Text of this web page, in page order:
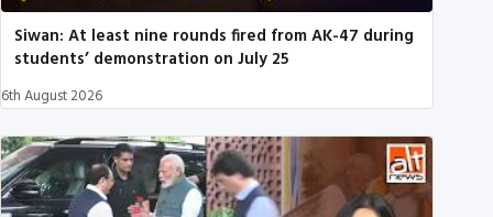
Siwan: At least nine rounds fired from AK-47 during
students’ demonstration on July 25
6th August 2026